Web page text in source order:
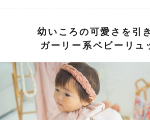
幼いころの可愛さを引
ガーリー系ベビーリュ